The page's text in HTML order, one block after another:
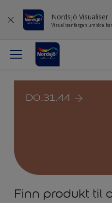
Nordsjö Visualiser
Visualiser fargen
D0.31.44
Finn produkt til